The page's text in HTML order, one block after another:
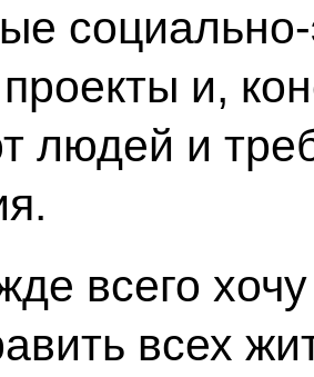
и,
людей и
всего
всех